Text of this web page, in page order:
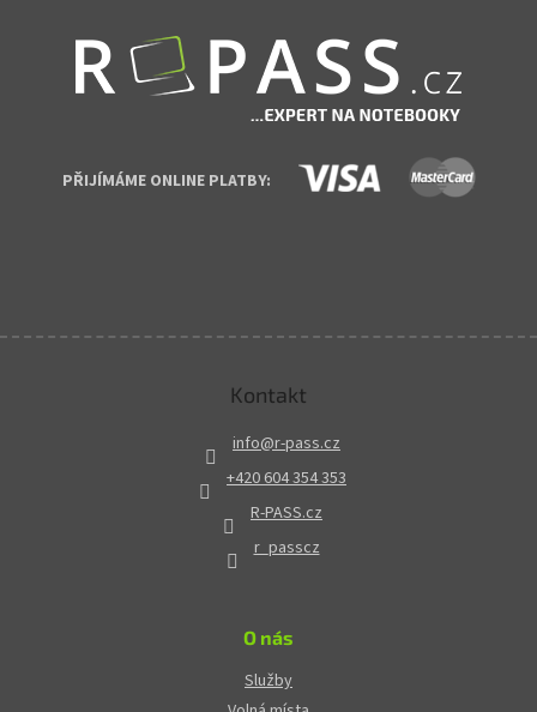
PŘIJÍMÁME ONLINE PLATBY:
Kontakt
info@r-pass.cz
+420 604 354 353
R-PASS.cz
r_passcz
O nás
Služby